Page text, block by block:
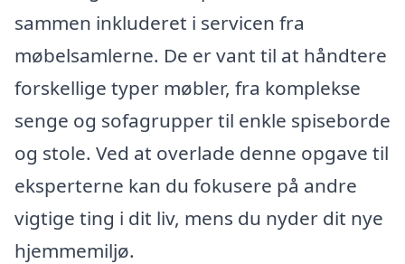
sammen inkluderet i servicen fra
møbelsamlerne. De er vant til at håndtere
forskellige typer møbler, fra komplekse
senge og sofagrupper til enkle spiseborde
og stole. Ved at overlade denne opgave til
eksperterne kan du fokusere på andre
vigtige ting i dit liv, mens du nyder dit nye
hjemmemiljø.